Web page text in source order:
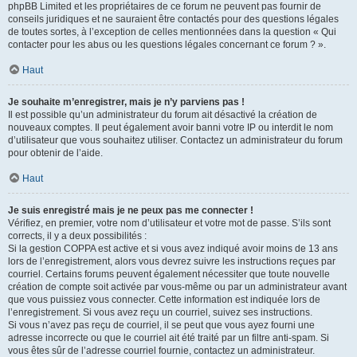
phpBB Limited et les propriétaires de ce forum ne peuvent pas fournir de
conseils juridiques et ne sauraient être contactés pour des questions légales
de toutes sortes, à l’exception de celles mentionnées dans la question « Qui
contacter pour les abus ou les questions légales concernant ce forum ? ».
Haut
Je souhaite m’enregistrer, mais je n’y parviens pas !
Il est possible qu’un administrateur du forum ait désactivé la création de
nouveaux comptes. Il peut également avoir banni votre IP ou interdit le nom
d’utilisateur que vous souhaitez utiliser. Contactez un administrateur du forum
pour obtenir de l’aide.
Haut
Je suis enregistré mais je ne peux pas me connecter !
Vérifiez, en premier, votre nom d’utilisateur et votre mot de passe. S’ils sont
corrects, il y a deux possibilités :
Si la gestion COPPA est active et si vous avez indiqué avoir moins de 13 ans
lors de l’enregistrement, alors vous devrez suivre les instructions reçues par
courriel. Certains forums peuvent également nécessiter que toute nouvelle
création de compte soit activée par vous-même ou par un administrateur avant
que vous puissiez vous connecter. Cette information est indiquée lors de
l’enregistrement. Si vous avez reçu un courriel, suivez ses instructions.
Si vous n’avez pas reçu de courriel, il se peut que vous ayez fourni une
adresse incorrecte ou que le courriel ait été traité par un filtre anti-spam. Si
vous êtes sûr de l’adresse courriel fournie, contactez un administrateur.